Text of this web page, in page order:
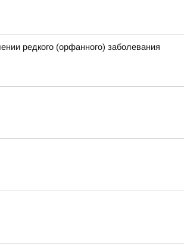
редкого (орфанного) заболевания